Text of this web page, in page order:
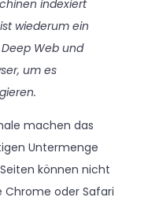
indexiert
wiederum ein
Web und
um es
machen das
Untermenge
können nicht
Chrome oder Safari